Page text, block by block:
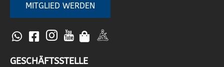
MITGLIED WERDEN
GESCHÄFTSSTELLE